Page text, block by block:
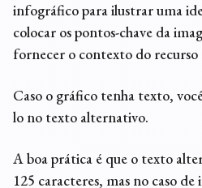
infográfico para ilustrar uma
colocar os pontos-chave da
fornecer o contexto do recurso
Caso o gráfico tenha texto,
lo no texto alternativo.
A boa prática é que o texto
125 caracteres, mas no caso